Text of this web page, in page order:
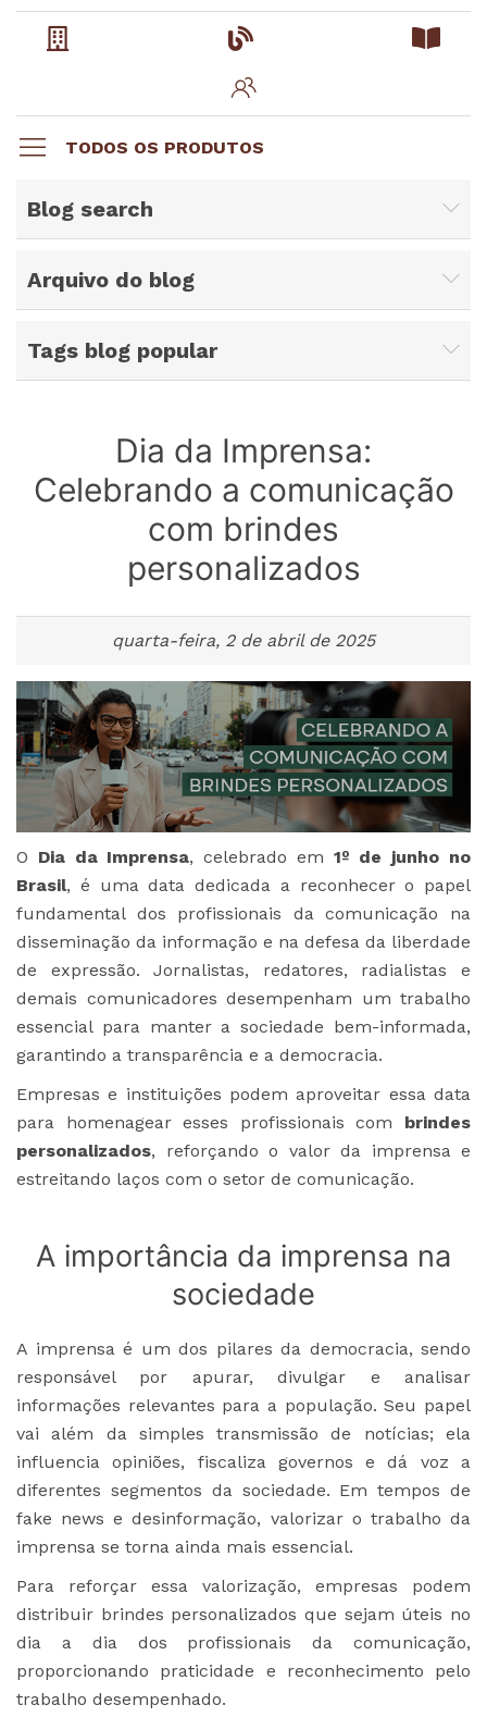
TODOS OS PRODUTOS
Blog search
Arquivo do blog
Tags blog popular
Dia da Imprensa:
Celebrando a comunicação
com brindes
personalizados
quarta-feira, 2 de abril de 2025
O Dia da Imprensa, celebrado em 1º de junho no
Brasil, é uma data dedicada a reconhecer o papel
fundamental dos profissionais da comunicação na
disseminação da informação e na defesa da liberdade
de expressão. Jornalistas, redatores, radialistas e
demais comunicadores desempenham um trabalho
essencial para manter a sociedade bem-informada,
garantindo a transparência e a democracia.
Empresas e instituições podem aproveitar essa data
para homenagear esses profissionais com brindes
personalizados, reforçando o valor da imprensa e
estreitando laços com o setor de comunicação.
A importância da imprensa na
sociedade
A imprensa é um dos pilares da democracia, sendo
responsável por apurar, divulgar e analisar
informações relevantes para a população. Seu papel
vai além da simples transmissão de notícias; ela
influencia opiniões, fiscaliza governos e dá voz a
diferentes segmentos da sociedade. Em tempos de
fake news e desinformação, valorizar o trabalho da
imprensa se torna ainda mais essencial.
Para reforçar essa valorização, empresas podem
distribuir brindes personalizados que sejam úteis no
dia a dia dos profissionais da comunicação,
proporcionando praticidade e reconhecimento pelo
trabalho desempenhado.